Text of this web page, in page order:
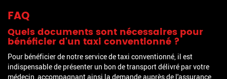
FAQ
Quels documents sont nécessaires pour
bénéficier d'un taxi conventionné ?
Pour bénéficier de notre service de taxi conventionné, il est
indispensable de présenter un bon de transport délivré par votre
médecin, accompagnant ainsi la demande auprès de l'assurance